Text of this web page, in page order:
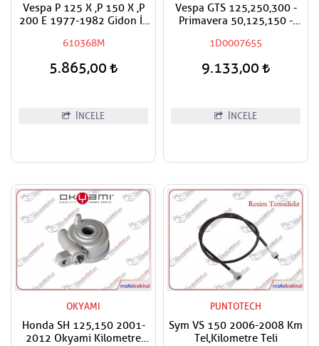
Vespa P 125 X ,P 150 X ,P
200 E 1977-1982 Gidon İç
610368M
5.865,00
İNCELE
Vespa GTS 125,250,300 -
Primavera 50,125,150 -
Sensörü,Kilometre
1D0007655
9.133,00
İNCELE
OKYAMI
Honda SH 125,150 2001-
2012 Okyami Kilometre
PUNTOTECH
Sym VS 150 2006-2008 Km
Tel,Kilometre Teli